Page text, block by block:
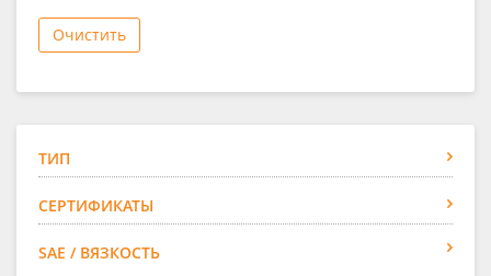
Очистить
ТИП
СЕРТИФИКАТЫ
SAE / ВЯЗКОСТЬ